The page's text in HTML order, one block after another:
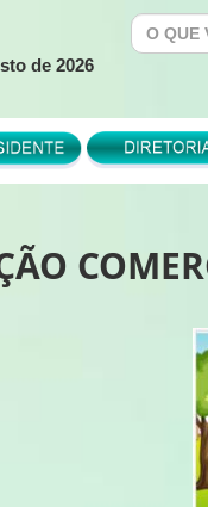
de 2026